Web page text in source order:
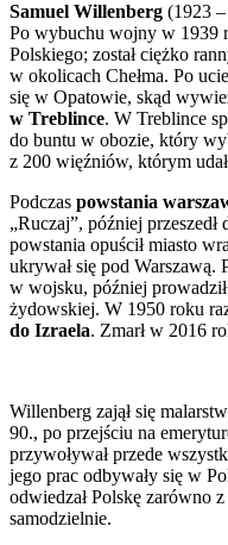
Samuel Willenberg (1923
Po wybuchu wojny w 1939
Polskiego; został ciężko
w okolicach Chełma. Po
się w Opatowie, skąd
w Treblince. W Treblince
do buntu w obozie, który
z 200 więźniów, którym
Podczas powstania
„Ruczaj”, później
powstania opuścił miasto
ukrywał się pod Warszawą.
w wojsku, później
żydowskiej. W 1950 roku
do Izraela. Zmarł w 2016
Willenberg zajął się
90., po przejściu na
przywoływał przede
jego prac odbywały się w
odwiedzał Polskę zarówno
samodzielnie.